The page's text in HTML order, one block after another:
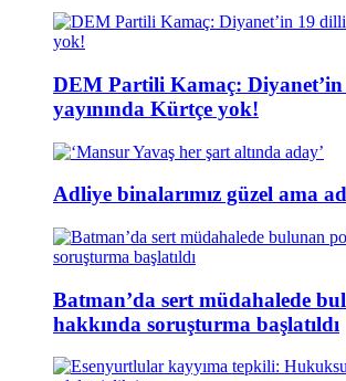
DEM Partili Kamaç:
yayınında Kürtçe yok!
Adliye binalarımız güzel ama
Batman’da sert müdahalede
hakkında soruşturma başlatıldı